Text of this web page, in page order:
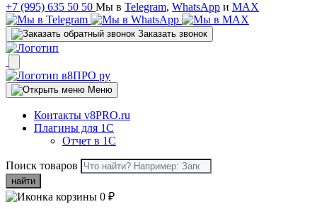
+7 (995) 635 50 50 Мы в Telegram, WhatsApp и MAX
Заказать звонок
Меню
Контакты v8PRO.ru
Плагины для 1С
Отчет в 1С
Поиск товаров
найти
0 ₽